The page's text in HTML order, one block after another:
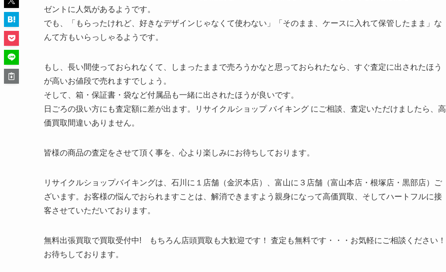
ゼントに人気があるようです。
でも、「もらったけれど、好きなデザインじゃなくて使わない」「そのまま、ケースに入れて保管したまま」な
んて方もいらっしゃるようです。
もし、長い間使っておられなくて、しまったままで売ろうかなと思っておられたなら、すぐ査定に出されたほう
が高いお値段で売れますでしょう。
そして、箱・保証書・袋など付属品も一緒に出されたほうが良いです。
日ごろの扱い方にも査定額に差が出ます。リサイクルショップ バイキング にご相談、査定いただけましたら、高
価買取間違いありません。
皆様の商品の査定をさせて頂く事を、心より楽しみにお待ちしております。
リサイクルショップバイキングは、石川に１店舗（金沢本店）、富山に３店舗（富山本店・根塚店・黒部店）ご
ざいます。お客様の悩んでおられますことは、解消できますよう親身になって高価買取、そしてハートフルに接
客させていただいております。
無料出張買取で買取受付中! もちろん店頭買取も大歓迎です！ 査定も無料です・・・お気軽にご相談ください！
お待ちしております。